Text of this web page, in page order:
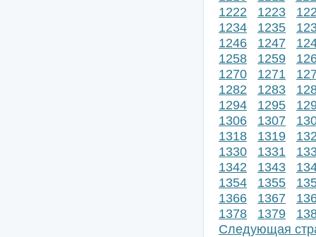
1222
1223
1234
1235
1246
1247
1258
1259
1270
1271
1282
1283
1294
1295
1306
1307
1318
1319
1330
1331
1342
1343
1354
1355
1366
1367
1378
1379
Следующая